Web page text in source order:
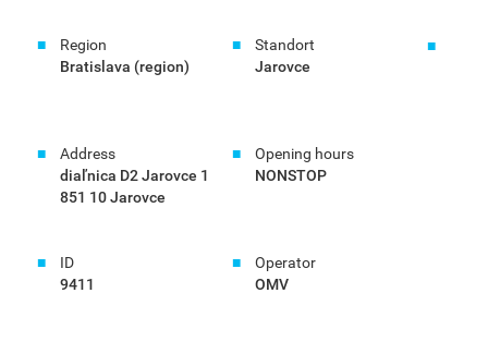
Region
Bratislava (region)
Standort
Jarovce
Address
diaľnica D2 Jarovce 1
851 10 Jarovce
Opening hours
NONSTOP
ID
9411
Operator
OMV